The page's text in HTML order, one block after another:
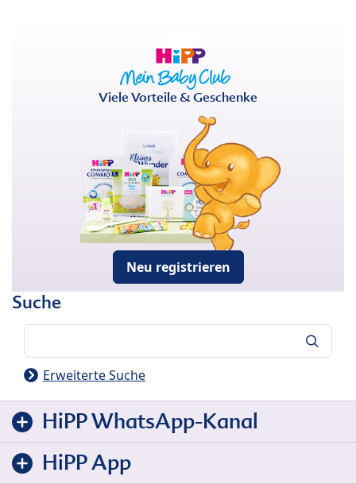
Viele Vorteile & Geschenke
Neu registrieren
Suche
Erweiterte Suche
HiPP WhatsApp-Kanal
HiPP App